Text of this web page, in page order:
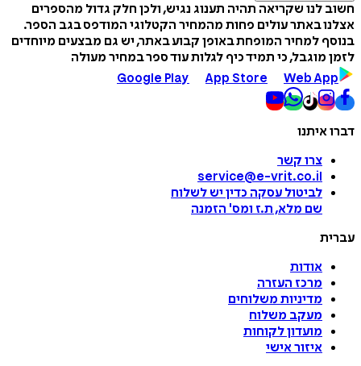
חשוב לנו שקריאה תהיה תענוג נגיש, ולכן חלק גדול מהספרים
אצלנו באתר עולים פחות מהמחיר הקטלוגי המודפס בגב הספר.
בנוסף למחיר המופחת באופן קבוע באתר, יש גם מבצעים מיוחדים
לזמן מוגבל, כי תמיד כיף לגלות עוד ספר במחיר מעולה
Google Play
App Store Web App
דברו איתנו
צרו קשר
service@e-vrit.co.il
לביטול עסקה כדין יש לשלוח
שם מלא, ת.ז ומס' הזמנה
עברית
אודות
מרכז העזרה
מדיניות משלוחים
מעקב משלוח
מועדון לקוחות
איזור אישי